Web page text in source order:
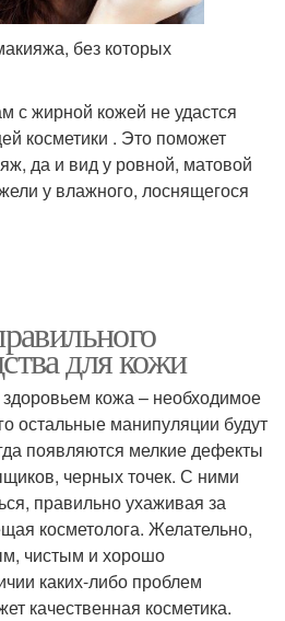
без которых
с жирной кожей не удастся
косметики . Это поможет
да и вид у ровной, матовой
у влажного, лоснящегося
для кожи
кожа – необходимое
остальные манипуляции будут
появляются мелкие дефекты
черных точек. С ними
правильно ухаживая за
косметолога. Желательно,
чистым и хорошо
каких-либо проблем
качественная косметика.